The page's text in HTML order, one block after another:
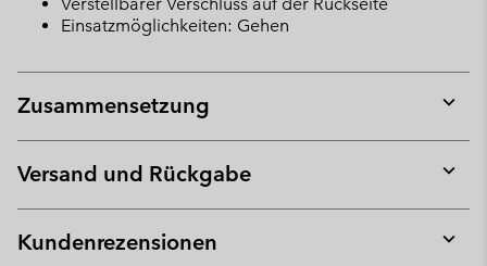
Einsatzmöglichkeiten: Gehen
Zusammensetzung
or
Versand und Rückgabe
or
Kundenrezensionen